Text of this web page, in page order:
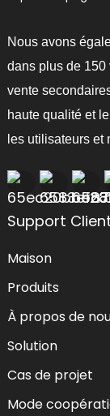
Nous avons
dans plus de
vente
haute qualité et
les utilisateurs et
Support
Maison
Produits
À propos de
Solution
Cas de projet
Mode